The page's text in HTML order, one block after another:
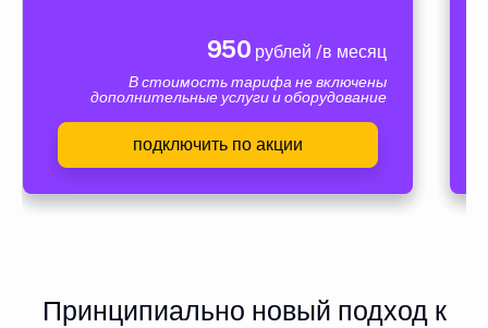
950 рублей /в месяц
В стоимость тарифа не включены
дополнительные услуги и оборудование
подключить по акции
Принципиально новый подход к